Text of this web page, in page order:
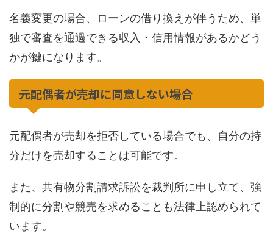
名義変更の場合、ローンの借り換えが伴うため、単
独で審査を通過できる収入・信用情報があるかどう
かが鍵になります。
元配偶者が売却に同意しない場合
元配偶者が売却を拒否している場合でも、自分の持
分だけを売却することは可能です。
また、共有物分割請求訴訟を裁判所に申し立て、強
制的に分割や競売を求めることも法律上認められて
います。